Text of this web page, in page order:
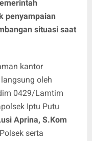
penyampaian
situasi saat
kantor
oleh
0429/Lamtim
Iptu Putu
Aprina, S.Kom
serta